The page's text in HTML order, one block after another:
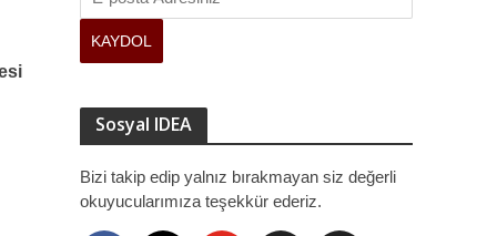
Sosyal IDEA
Bizi takip edip yalnız bırakmayan siz değerli
okuyucularımıza teşekkür ederiz.